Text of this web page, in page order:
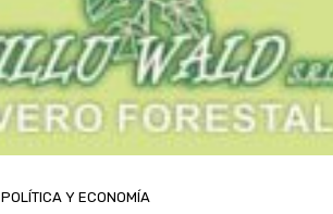
POLÍTICA Y ECONOMÍA